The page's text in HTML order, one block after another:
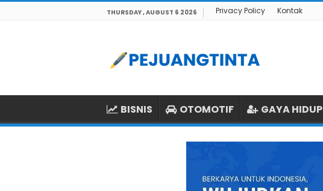
THURSDAY , AUGUST 6 2026 Privacy Policy Kontak
BISNIS OTOMOTIF GAYA HIDUP